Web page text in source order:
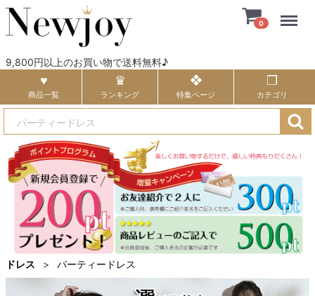
9,800円以上のお買い物で送料無料♪
0
商品一覧 ランキング 特集ページ カテゴリ
ドレス パーティードレス